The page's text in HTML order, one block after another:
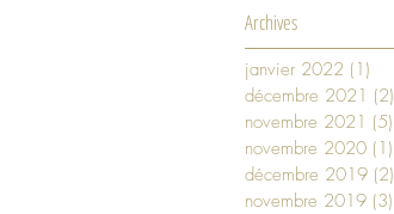
Archives
janvier 2022 (1)
décembre 2021 (2)
novembre 2021 (5)
novembre 2020 (1)
décembre 2019 (2)
novembre 2019 (3)